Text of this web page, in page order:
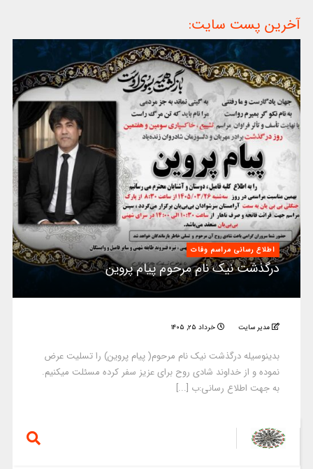
آخرین پست سایت:
اطلاع رسانی مراسم وفات
درگذشت نیک نام مرحوم پیام پروین
مدیر سایت خرداد ۲۵, ۱۴۰۵
بدینوسیله درگذشت نیک نام مرحوم( پیام پروین) را تسلیت عرض
نموده و از خداوند شادی روح برای عزیز سفر کرده مسئلت میکنیم.
به جهت اطلاع رسانی:ب [...]